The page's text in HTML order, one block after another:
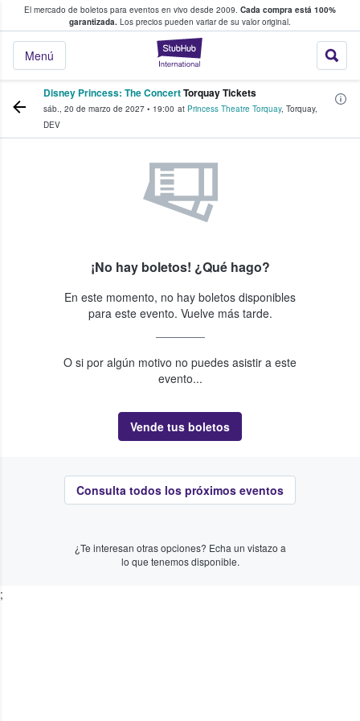
El mercado de boletos para eventos en vivo desde 2009. Cada compra está 100%
garantizada. Los precios pueden variar de su valor original.
StubHub: donde
Menú
fans compran y venden boletos
Disney Princess: The ConcertTorquay Tickets
sáb., 20 de marzo de 2027 • 19:00 at Princess Theatre Torquay, Torquay,
DEV
¡No hay boletos! ¿Qué hago?
En este momento, no hay boletos disponibles
para este evento. Vuelve más tarde.
O si por algún motivo no puedes asistir a este
evento...
Vende tus boletos
Consulta todos los próximos eventos
¿Te interesan otras opciones? Echa un vistazo a
lo que tenemos disponible.
;